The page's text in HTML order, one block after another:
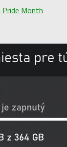
Month